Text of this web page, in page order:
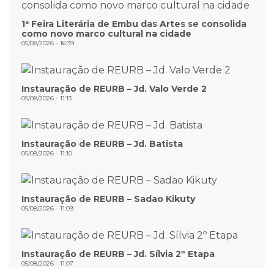
1ª Feira Literária de Embu das Artes se consolida
como novo marco cultural na cidade
05/08/2026 - 16:39
Instauração de REURB – Jd. Valo Verde 2
05/08/2026 - 11:13
Instauração de REURB – Jd. Batista
05/08/2026 - 11:10
Instauração de REURB – Sadao Kikuty
05/08/2026 - 11:09
Instauração de REURB – Jd. Sílvia 2º Etapa
05/08/2026 - 11:07